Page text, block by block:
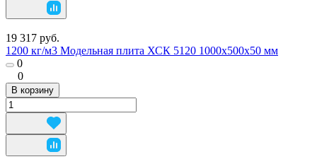
19 317 руб.
1200 кг/м3 Модельная плита ХСК 5120 1000х500х50 мм
0
0
В корзину